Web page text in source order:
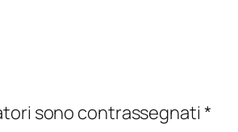
sono contrassegnati *